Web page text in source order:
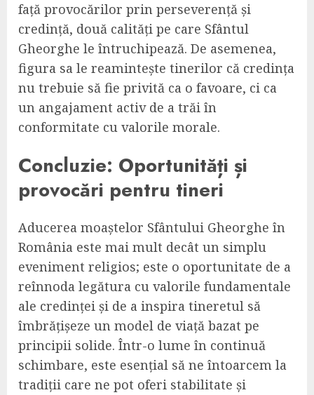
față provocărilor prin perseverență și
credință, două calități pe care Sfântul
Gheorghe le întruchipează. De asemenea,
figura sa le reamintește tinerilor că credința
nu trebuie să fie privită ca o favoare, ci ca
un angajament activ de a trăi în
conformitate cu valorile morale.
Concluzie: Oportunități și
provocări pentru tineri
Aducerea moaștelor Sfântului Gheorghe în
România este mai mult decât un simplu
eveniment religios; este o oportunitate de a
reînnoda legătura cu valorile fundamentale
ale credinței și de a inspira tineretul să
îmbrățișeze un model de viață bazat pe
principii solide. Într-o lume în continuă
schimbare, este esențial să ne întoarcem la
tradiții care ne pot oferi stabilitate și